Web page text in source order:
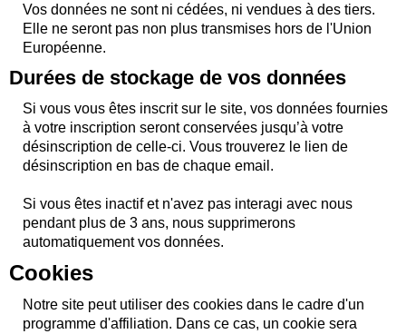
Vos données ne sont ni cédées, ni vendues à des tiers.
Elle ne seront pas non plus transmises hors de l'Union
Européenne.
Durées de stockage de vos données
Si vous vous êtes inscrit sur le site, vos données fournies
à votre inscription seront conservées jusqu’à votre
désinscription de celle-ci. Vous trouverez le lien de
désinscription en bas de chaque email.
Si vous êtes inactif et n'avez pas interagi avec nous
pendant plus de 3 ans, nous supprimerons
automatiquement vos données.
Cookies
Notre site peut utiliser des cookies dans le cadre d'un
programme d'affiliation. Dans ce cas, un cookie sera